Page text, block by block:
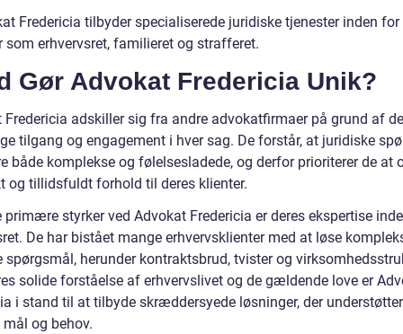
Fredericia tilbyder specialiserede juridiske tjenester inden for
som erhvervsret, familieret og strafferet.
Gør Advokat Fredericia Unik?
Fredericia adskiller sig fra andre advokatfirmaer på grund af
tilgang og engagement i hver sag. De forstår, at juridiske
både komplekse og følelsesladede, og derfor prioriterer de at
og tillidsfuldt forhold til deres klienter.
primære styrker ved Advokat Fredericia er deres ekspertise
De har bistået mange erhvervsklienter med at løse
spørgsmål, herunder kontraktsbrud, tvister og
solide forståelse af erhvervslivet og de gældende love er
i stand til at tilbyde skræddersyede løsninger, der
og behov.